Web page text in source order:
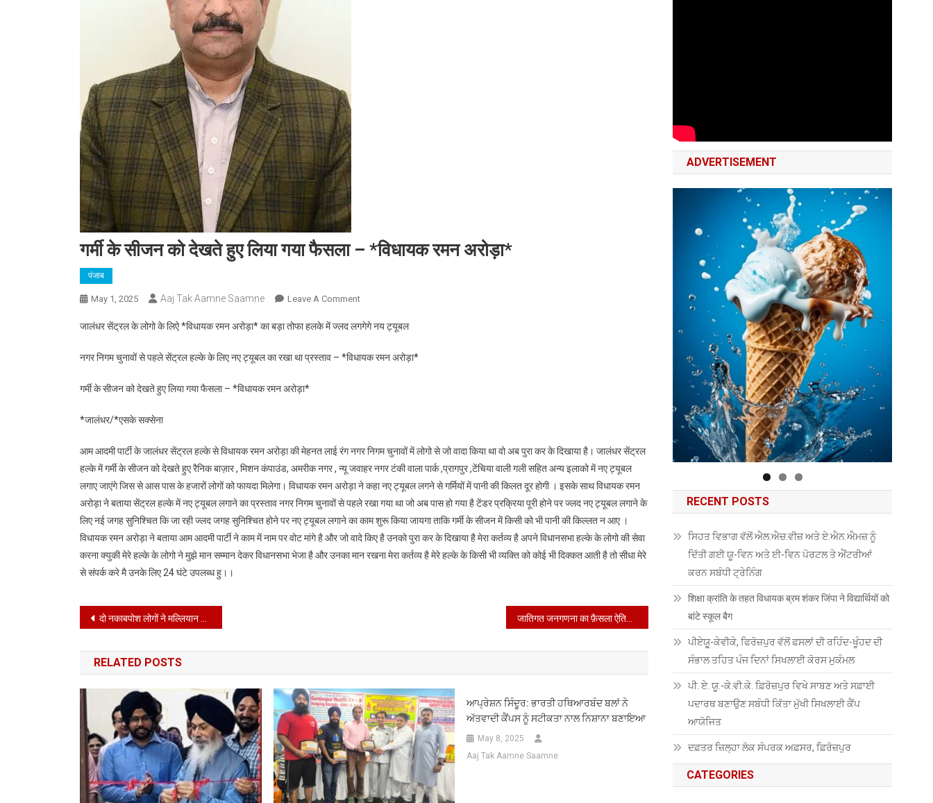
गर्मी के सीजन को देखते हुए लिया गया फैसला – *विधायक रमन अरोड़ा*
पंजाब
May 1, 2025 Aaj Tak Aamne Saamne Leave A CommentOn
के
को
–
*विधायक
रमन
अरोड़ा*
जालंधर सेंट्रल के लोगो के लिऐ *विधायक रमन अरोड़ा* का बड़ा तोफा हलके में ज्लद लगगेगे नय ट्यूबल
नगर निगम चुनावों से पहले सेंट्रल हल्के के लिए नए ट्यूबल का रखा था प्रस्ताव – *विधायक रमन अरोड़ा*
गर्मी के सीजन को देखते हुए लिया गया फैसला – *विधायक रमन अरोड़ा*
*जालंधर/*एसके सक्सेना
आम आदमी पार्टी के जालंधर सेंट्रल हल्के से विधायक रमन अरोड़ा की मेहनत लाई रंग नगर निगम चुनावों में लोगो से जो वादा किया था वो अब पुरा कर के दिखाया है। जालंधर सेंट्रल
हल्के में गर्मी के सीजन को देखते हुए रैनिक बाज़ार , मिशन कंपाउंड, अमरीक नगर , न्यू जवाहर नगर टंकी वाला पार्क ,प्रागपुर ,टेंचिया वाली गली सहित अन्य इलाको में नए ट्यूबल
लगाए जाएंगे जिस से आस पास के हजारों लोगों को फायदा मिलेगा। विधायक रमन अरोड़ा ने कहा नए ट्यूबल लगने से गर्मियों में पानी की किलत दूर होगी । इसके साथ विधायक रमन
अरोड़ा ने बताया सेंट्रल हल्के में नए ट्यूबल लगाने का प्रस्ताव नगर निगम चुनावों से पहले रखा गया था जो अब पास हो गया है टेंडर प्रक्रिया पूरी होने पर ज्लद नए ट्यूबल लगाने के
लिए नई जगह सुनिश्चित कि जा रही ज्लद जगह सुनिश्चित होने पर नए ट्यूबल लगाने का काम शुरू किया जायगा ताकि गर्मी के सीजन में किसी को भी पानी की किल्लत न आए ।
विधायक रमन अरोड़ा ने बताया आम आदमी पार्टी ने काम में नाम पर वोट मांगे है और जो वादे किए है उनको पुरा कर के दिखाया है मेरा कर्तव्य है अपने विधानसभा हल्के के लोगो की सेवा
करना क्युकी मेरे हल्के के लोगो ने मुझे मान सम्मान देकर विधानसभा भेजा है और उनका मान रखना मेरा कर्तव्य है मेरे हल्के के किसी भी व्यक्ति को कोई भी दिक्कत आती है तो सीधा मेरे
से संपर्क करे मै उनके लिए 24 घंटे उपलब्ध हु।।
Post
navigation
दो नकाबपोश लोगों ने मल्लियान गांव में गोलीबारी की*।
RELATED POSTS
ਆਪ੍ਰੇਸ਼ਨ ਸਿੰਦੂਰ: ਭਾਰਤੀ ਹਥਿਆਰਬੰਦ ਬਲਾਂ ਨੇ
ਅੱਤਵਾਦੀ ਕੈਂਪਸ ਨੂੰ ਸਟੀਕਤਾ ਨਾਲ ਨਿਸ਼ਾਨਾ ਬਣਾਇਆ
May 8, 2025
Aaj Tak Aamne Saamne
ADVERTISEMENT
RECENT POSTS
ਸਿਹਤ ਵਿਭਾਗ ਵੱਲੋਂ ਐਲ.ਐਚ.ਵੀਜ਼ ਅਤੇ ਏ.ਐਨ.ਐਮਜ਼ ਨੂੰ
ਦਿੱਤੀ ਗਈ ਯੂ-ਵਿਨ ਅਤੇ ਈ-ਵਿਨ ਪੋਰਟਲ ਤੇ ਐਂਟਰੀਆਂ
ਕਰਨ ਸਬੰਧੀ ਟ੍ਰੇਨਿੰਗ
शिक्षा क्रांति के तहत विधायक ब्रम शंकर जिंपा ने विद्यार्थियों को
बांटे स्कूल बैग
ਪੀਏਯੂੑ-ਕੇਵੀਕੇ, ਫਿਰੋਜ਼ਪੁਰ ਵੱਲੋਂ ਫਸਲਾਂ ਦੀ ਰਹਿੰਦ-ਖੂੰਹਦ ਦੀ
ਸੰਭਾਲ ਤਹਿਤ ਪੰਜ ਦਿਨਾਂ ਸਿਖਲਾਈ ਕੋਰਸ ਮੁਕੰਮਲ
ਪੀ. ਏ. ਯੂ.-ਕੇ.ਵੀ.ਕੇ. ਫ਼ਿਰੋਜ਼ਪੁਰ ਵਿਖੇ ਸਾਬਣ ਅਤੇ ਸਫ਼ਾਈ
ਪਦਾਰਥ ਬਣਾਉਣ ਸਬੰਧੀ ਕਿੱਤਾ ਮੁੱਖੀ ਸਿਖਲਾਈ ਕੈਂਪ
ਆਯੋਜਿਤ
ਦਫ਼ਤਰ ਜ਼ਿਲ੍ਹਾ ਲੋਕ ਸੰਪਰਕ ਅਫ਼ਸਰ, ਫ਼ਿਰੋਜ਼ਪੁਰ
CATEGORIES